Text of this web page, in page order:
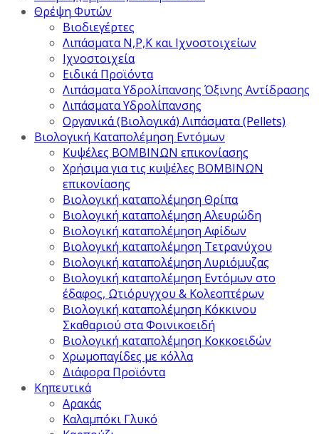
Θρέψη Φυτών
Βιοδιεγέρτες
Λιπάσματα Ν,Ρ,Κ και Ιχνοστοιχείων
Ιχνοστοιχεία
Ειδικά Προϊόντα
Λιπάσματα Υδρολίπανσης Όξινης Αντίδρασης
Λιπάσματα Υδρολίπανσης
Οργανικά (Βιολογικά) Λιπάσματα (Pellets)
Βιολογική Καταπολέμηση Εντόμων
Κυψέλες ΒΟΜΒΙΝΩΝ επικονίασης
Χρήσιμα για τις κυψέλες ΒΟΜΒΙΝΩΝ
επικονίασης
Βιολογική καταπολέμηση Θρίπα
Βιολογική καταπολέμηση Αλευρώδη
Βιολογική καταπολέμηση Αφίδων
Βιολογική καταπολέμηση Τετρανύχου
Βιολογική καταπολέμηση Λυριόμυζας
Βιολογική καταπολέμηση Εντόμων στο
έδαφος, Ωτιόρυγχου & Κολεοπτέρων
Βιολογική καταπολέμηση Κόκκινου
Σκαθαριού στα Φοινικοειδή
Βιολογική καταπολέμηση Κοκκοειδών
Χρωμοπαγίδες με κόλλα
Διάφορα Προϊόντα
Κηπευτικά
Αρακάς
Καλαμπόκι Γλυκό